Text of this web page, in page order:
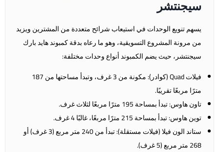
سيجنتشر
يسهم تنويع الوحدات في استيعاب شرائح متعددة من المشترين ويزيد
من مرونة المشروع التسويقية، وهو ما رعاه بدقة كمبوند هايد بارك
سيجنتشر، حيث يضم الكمبوند أنواع وحدات مختلفة:
فيلات Quad (كوادر): مكونة من 3 غرف، وتبدأ مساحتها من 187
مترًا مربعًا تقريبًا.
تاون هاوس: تبدأ بمساحة 195 مترًا مربعًا لثلاث غرف.
توين هاوس: تبدأ بمساحة 215 مترًا مربعًا، غالبًا 4 غرف.
ستاند الون فيلا (فيلات مستقلة): تبدأ من 240 متر مربع (3 غرف) أو
268 متر مربع (5 غرف).